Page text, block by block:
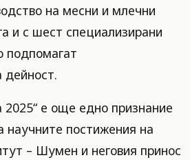
на месни и млечни
и с шест специализирани
подпомагат
дейност.
2025“ е още едно признание
научните постижения на
– Шумен и неговия принос